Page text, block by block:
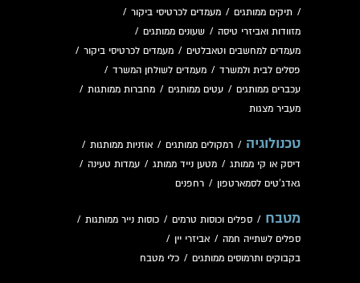
/ תיקים ממותגים / מעמדים לכרטיסי ביקור /
מזוודות ואביזרי טיסה / שעונים ממותגים /
מעמדים למחשבים וטאבלטים / מעמדים לכרטיסי ביקור /
פסלים לבית ולמשרד / מעמדים לשולחן המשרד /
עכברים ממותגים / עטים ממותגים / מחברות ממותגות /
מעביר מצגות
טכנולוגיה / רמקולים ממותגים / אוזניות ממותגות /
דיסק או קי ממותג / מטען נייד ממותג / עמדות טעינה /
גאדג'טים לסמארטפון / רחפנים
מטבח / ספלים וכוסות טרמים / כוסות נייר ממותגות /
ספלים לשתייה חמה / אביזרי יין /
בקבוקים ותרמוסים ממותגים / כלי מטבח